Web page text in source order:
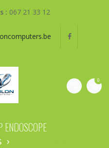
: 067 21 33 12
0
›